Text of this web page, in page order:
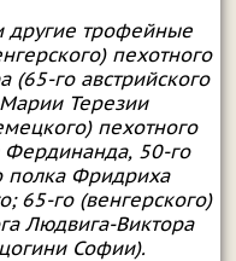
другие трофейные
пехотного
(65-го австрийского
Терезии
пехотного
50-го
полка Фридриха
65-го (венгерского)
Людвига-Виктора
Софии).